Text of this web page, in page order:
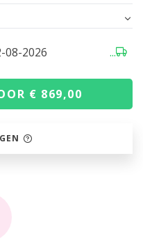
08-2026 ...
€ 869,00